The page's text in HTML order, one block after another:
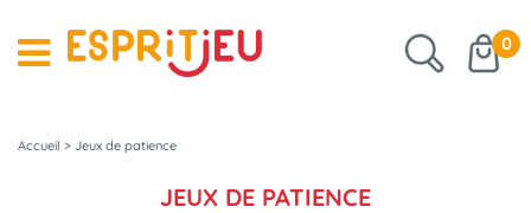
0
Accueil > Jeux de patience
JEUX DE PATIENCE